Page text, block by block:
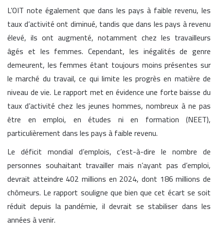
L’OIT note également que dans les pays à faible revenu, les
taux d’activité ont diminué, tandis que dans les pays à revenu
élevé, ils ont augmenté, notamment chez les travailleurs
âgés et les femmes. Cependant, les inégalités de genre
demeurent, les femmes étant toujours moins présentes sur
le marché du travail, ce qui limite les progrès en matière de
niveau de vie. Le rapport met en évidence une forte baisse du
taux d’activité chez les jeunes hommes, nombreux à ne pas
être en emploi, en études ni en formation (NEET),
particulièrement dans les pays à faible revenu.
Le déficit mondial d’emplois, c’est-à-dire le nombre de
personnes souhaitant travailler mais n’ayant pas d’emploi,
devrait atteindre 402 millions en 2024, dont 186 millions de
chômeurs. Le rapport souligne que bien que cet écart se soit
réduit depuis la pandémie, il devrait se stabiliser dans les
années à venir.